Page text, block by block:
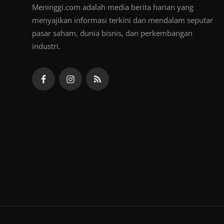
Meninggi.com adalah media berita harian yang
menyajikan informasi terkini dan mendalam seputar
pasar saham, dunia bisnis, dan perkembangan
industri.